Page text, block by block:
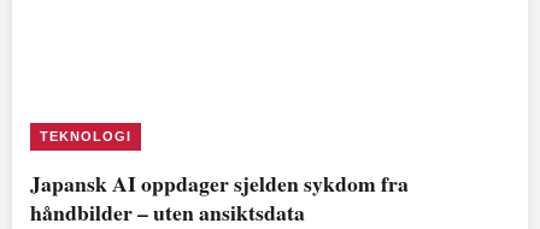
TEKNOLOGI
Japansk AI oppdager sjelden sykdom fra
håndbilder – uten ansiktsdata